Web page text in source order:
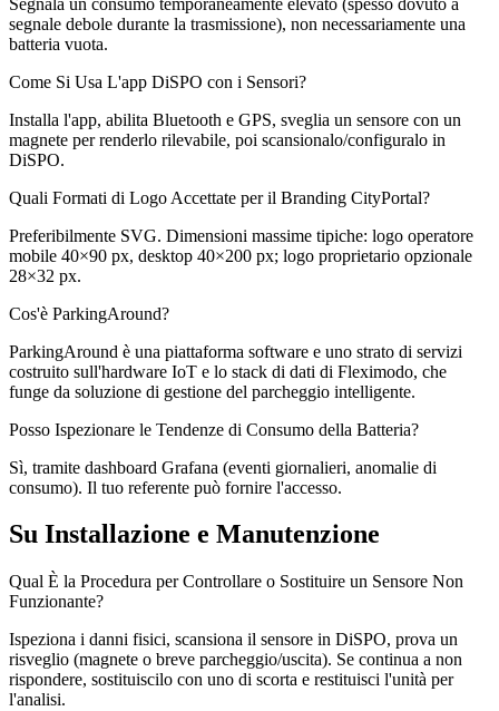
segnale debole durante la trasmissione), non necessariamente una
batteria vuota.
Come Si Usa L'app DiSPO con i Sensori?
Installa l'app, abilita Bluetooth e GPS, sveglia un sensore con un
magnete per renderlo rilevabile, poi scansionalo/configuralo in
DiSPO.
Quali Formati di Logo Accettate per il Branding CityPortal?
Preferibilmente SVG. Dimensioni massime tipiche: logo operatore
mobile 40×90 px, desktop 40×200 px; logo proprietario opzionale
28×32 px.
Cos'è ParkingAround?
ParkingAround è una piattaforma software e uno strato di servizi
costruito sull'hardware IoT e lo stack di dati di Fleximodo, che
funge da soluzione di gestione del parcheggio intelligente.
Posso Ispezionare le Tendenze di Consumo della Batteria?
Sì, tramite dashboard Grafana (eventi giornalieri, anomalie di
consumo). Il tuo referente può fornire l'accesso.
Su Installazione e Manutenzione
Qual È la Procedura per Controllare o Sostituire un Sensore Non
Funzionante?
Ispeziona i danni fisici, scansiona il sensore in DiSPO, prova un
risveglio (magnete o breve parcheggio/uscita). Se continua a non
rispondere, sostituiscilo con uno di scorta e restituisci l'unità per
l'analisi.